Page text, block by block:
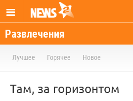
Развлечения
Лучшее Горячее Новое
Там, за горизонтом